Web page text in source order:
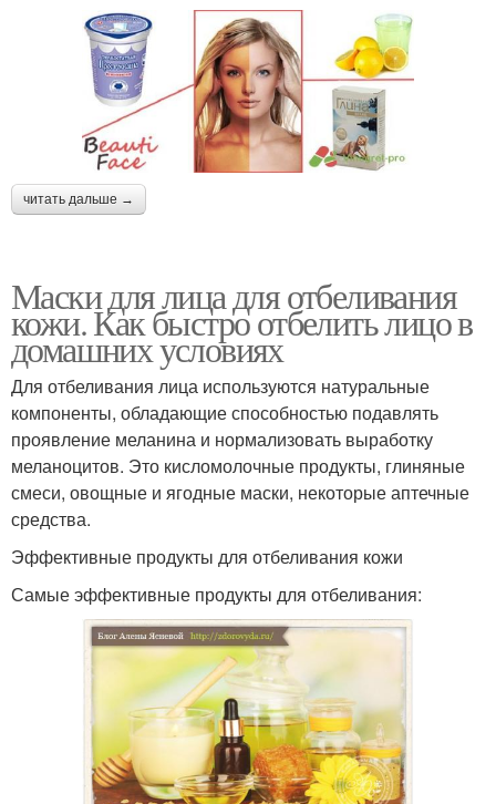
читать дальше →
Маски для лица для отбеливания
кожи. Как быстро отбелить лицо в
домашних условиях
Для отбеливания лица используются натуральные
компоненты, обладающие способностью подавлять
проявление меланина и нормализовать выработку
меланоцитов. Это кисломолочные продукты, глиняные
смеси, овощные и ягодные маски, некоторые аптечные
средства.
Эффективные продукты для отбеливания кожи
Самые эффективные продукты для отбеливания: